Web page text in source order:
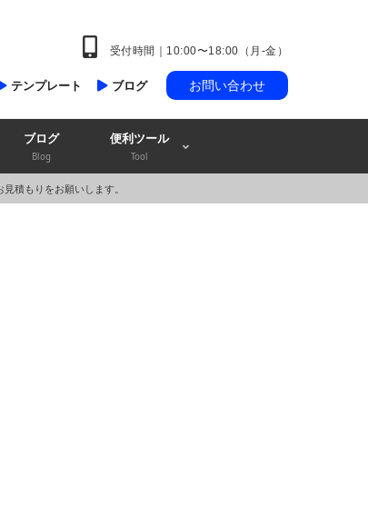
受付時間｜10:00〜18:00（月-金）
テンプレート ブログ お問い合わせ
ブログ
Blog
便利ツール
Tool
積もりをお願いします。